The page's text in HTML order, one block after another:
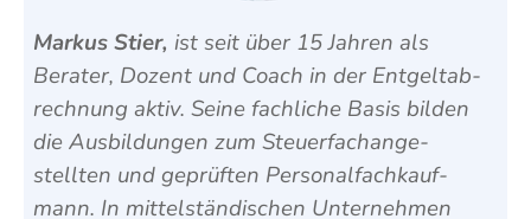
Markus Stier, ist seit über 15 Jahren als
Berater, Dozent und Coach in der Ent­gelt­ab­
rechnung aktiv. Seine fach­liche Basis bilden
die Aus­bildungen zum Steuer­fach­ange­
stellten und ge­prüften Personal­fach­kauf­
mann. In mittel­ständischen Unter­nehmen